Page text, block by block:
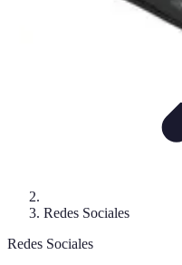
Redes Sociales
Redes Sociales